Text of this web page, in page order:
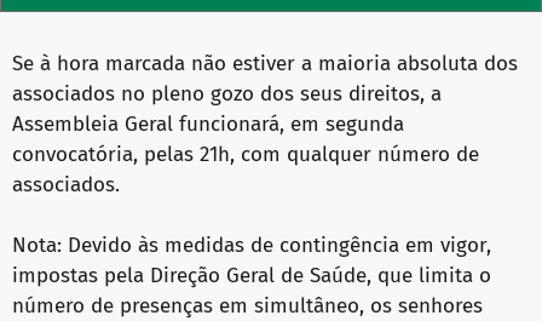
Se à hora marcada não estiver a maioria absoluta dos
associados no pleno gozo dos seus direitos, a
Assembleia Geral funcionará, em segunda
convocatória, pelas 21h, com qualquer número de
associados.
Nota: Devido às medidas de contingência em vigor,
impostas pela Direção Geral de Saúde, que limita o
número de presenças em simultâneo, os senhores